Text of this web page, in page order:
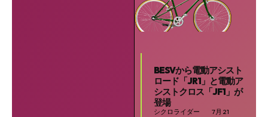
BESVから電動アシスト
ロード「JR1」と電動ア
シストクロス「JF1」が
登場
シクロライダー 7月 21